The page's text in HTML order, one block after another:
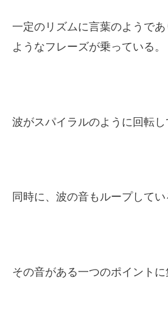
一定のリズムに言葉のようで
ようなフレーズが乗っている。
波がスパイラルのように回転し
同時に、波の音もループしてい
その音がある一つのポイントに